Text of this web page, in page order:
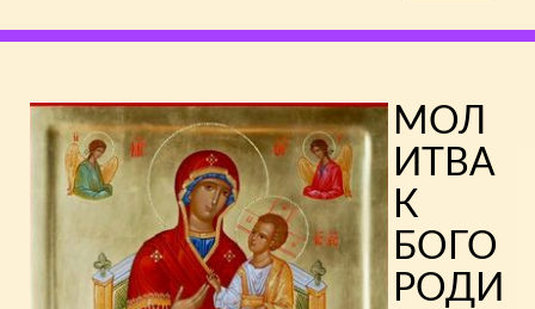
МОЛ
ИТВА
К
БОГО
РОДИ